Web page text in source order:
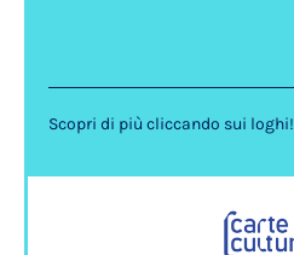
Scopri di più cliccando sui loghi!